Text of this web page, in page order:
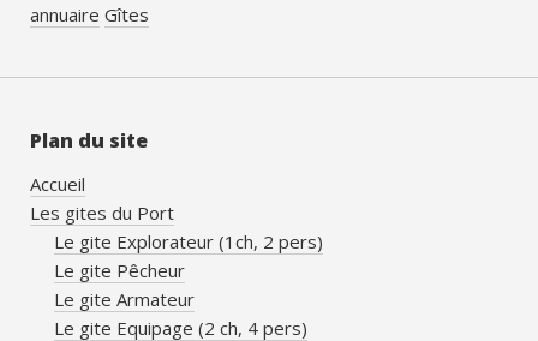
annuaire Gîtes
Plan du site
Accueil
Les gites du Port
Le gite Explorateur (1ch, 2 pers)
Le gite Pêcheur
Le gite Armateur
Le gite Equipage (2 ch, 4 pers)